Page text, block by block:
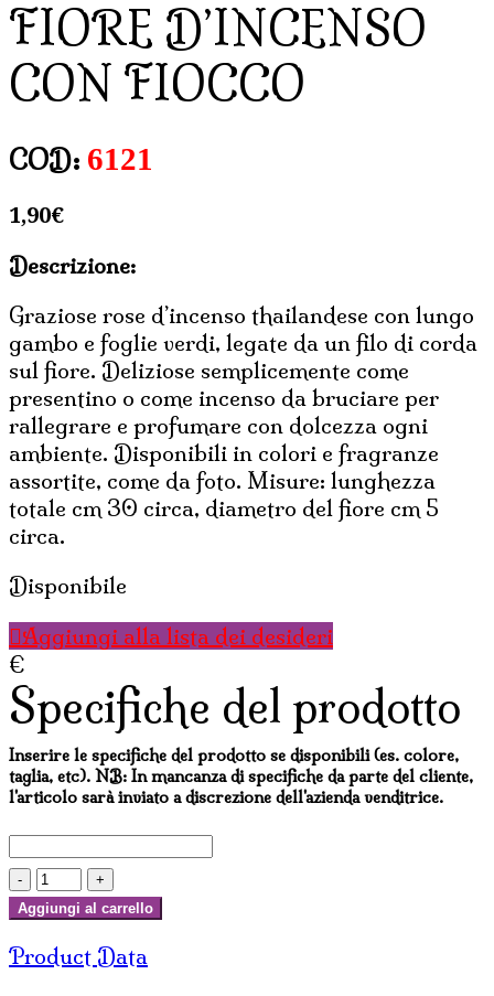
FIORE D’INCENSO
CON FIOCCO
COD: 6121
1,90€
Descrizione:
Graziose rose d’incenso thailandese con lungo
gambo e foglie verdi, legate da un filo di corda
sul fiore. Deliziose semplicemente come
presentino o come incenso da bruciare per
rallegrare e profumare con dolcezza ogni
ambiente. Disponibili in colori e fragranze
assortite, come da foto. Misure: lunghezza
totale cm 30 circa, diametro del fiore cm 5
circa.
Disponibile
Aggiungi alla lista dei desideri
€
Specifiche del prodotto
Inserire le specifiche del prodotto se disponibili (es. colore,
taglia, etc). NB: In mancanza di specifiche da parte del cliente,
l'articolo sarà inviato a discrezione dell'azienda venditrice.
FIORE
D'INCENSO
FIOCCO
Aggiungi al carrello
Product Data